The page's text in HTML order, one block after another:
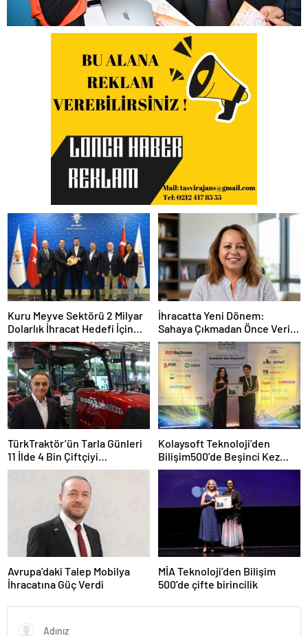
Kuru Meyve Sektörü 2 Milyar
Dolarlık İhracat Hedefi İçin
Ankara’nın Desteğini İstedi
İhracatta Yeni Dönem:
Sahaya Çıkmadan Önce Veriyi
Doğru Okumak
TürkTraktör’ün Tarla Günleri
11 İlde 4 Bin Çiftçiyi
Buluşturdu
Kolaysoft Teknoloji’den
Bilişim500’de Beşinci Kez
Zirve Başarısı
Avrupa’daki Talep Mobilya
İhracatına Güç Verdi
MİA Teknoloji’den Bilişim
500’de çifte birincilik